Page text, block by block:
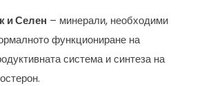
и Селен – минерали, необходими
функциониране на
система и синтеза на